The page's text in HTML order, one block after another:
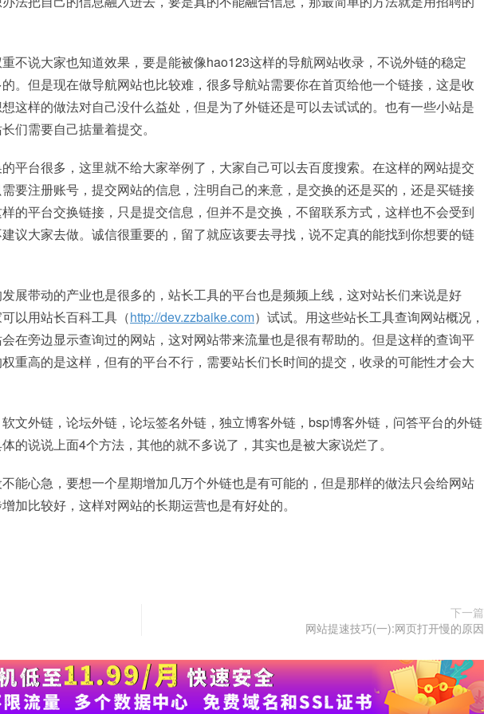
不说大家也知道效果，要是能被像hao123这样的导航网站收录，不说外链的稳定
。但是现在做导航网站也比较难，很多导航站需要你在首页给他一个链接，这是收
这样的做法对自己没什么益处，但是为了外链还是可以去试试的。也有一些小站是
们需要自己掂量着提交。
平台很多，这里就不给大家举例了，大家自己可以去百度搜索。在这样的网站提交
要注册账号，提交网站的信息，注明自己的来意，是交换的还是买的，还是买链接
的平台交换链接，只是提交信息，但并不是交换，不留联系方式，这样也不会受到
议大家去做。诚信很重要的，留了就应该要去寻找，说不定真的能找到你想要的链
展带动的产业也是很多的，站长工具的平台也是频频上线，这对站长们来说是好
以用站长百科工具（http://dev.zzbaike.com）试试。用这些站长工具查询网站概况，
在旁边显示查询过的网站，这对网站带来流量也是很有帮助的。但是这样的查询平
重高的是这样，但有的平台不行，需要站长们长时间的提交，收录的可能性才会大
文外链，论坛外链，论坛签名外链，独立博客外链，bsp博客外链，问答平台的外链
的说说上面4个方法，其他的就不多说了，其实也是被大家说烂了。
能心急，要想一个星期增加几万个外链也是有可能的，但是那样的做法只会给网站
加比较好，这样对网站的长期运营也是有好处的。
下一篇
网站提速技巧(一):网页打开慢的原因